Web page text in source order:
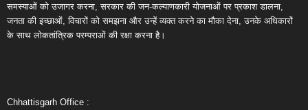
समस्याओं को उजागर करना, सरकार की जन-कल्याणकारी योजनाओं पर प्रकाश डालना,
जनता की इच्छाओं, विचारों को समझना और उन्हें व्यक्त करने का मौका देना, उनके अधिकारों
के साथ लोकतांत्रिक परम्पराओं की रक्षा करना है।
Chhattisgarh Office :